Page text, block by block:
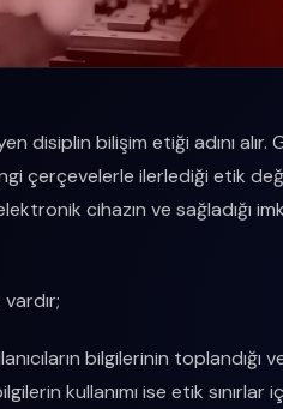
disiplin bilişim etiği adını alır.
çerçevelerle ilerlediği etik
cihazın ve sağladığı
bilgilerinin toplandığı
kullanımı ise etik sınırlar